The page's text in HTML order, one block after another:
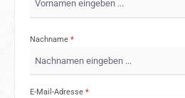
Nachname *
E-Mail-Adresse *